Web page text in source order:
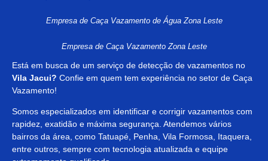
Empresa de Caça Vazamento de Água Zona Leste
Empresa de Caça Vazamento Zona Leste
Está em busca de um serviço de detecção de vazamentos no
Vila Jacui? Confie em quem tem experiência no setor de Caça
Vazamento!
Somos especializados em identificar e corrigir vazamentos com
rapidez, exatidão e máxima segurança. Atendemos vários
bairros da área, como Tatuapé, Penha, Vila Formosa, Itaquera,
entre outros, sempre com tecnologia atualizada e equipe